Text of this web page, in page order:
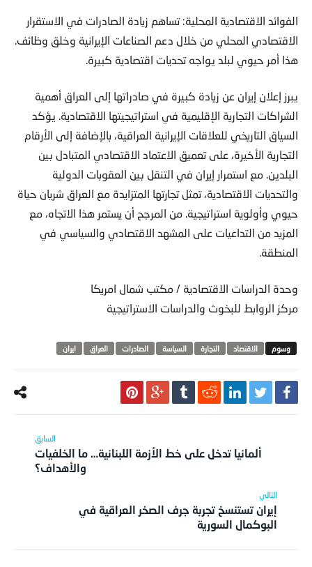
الفوائد الاقتصادية المحلية: تساهم زيادة الصادرات في الاستقرار
الاقتصادي المحلي من خلال دعم الصناعات الإيرانية وخلق وظائف.
هذا أمر حيوي لبلد يواجه تحديات اقتصادية كبيرة.
يبرز إعلان إيران عن زيادة كبيرة في صادراتها إلى العراق أهمية
الشراكات التجارية الإقليمية في استراتيجيتها الاقتصادية. يؤكد
السياق التاريخي للعلاقات الإيرانية العراقية، بالإضافة إلى الأرقام
التجارية الأخيرة، على تعميق الاعتماد الاقتصادي المتبادل بين
البلدين. مع استمرار إيران في التنقل بين العقوبات الدولية
والتحديات الاقتصادية، تمثل تجارتها المتزايدة مع العراق شريان حياة
حيوي وأولوية استراتيجية. من المرجح أن يستمر هذا الاتجاه، مع
المزيد من التداعيات على المشهد الاقتصادي والسياسي في
المنطقة.
وحدة الدراسات الاقتصادية / مكتب شمال امريكا
مركز الروابط للبخوث والدراسات الاستراتيجية
الاقتصاد التجارة السياسة الصادرات العراق ايران
ألمانيا تدخل على خط الأزمة اللبنانية… ما الخلفيات
والأهداف؟
إيران تستنسخ تجربة جرف الصخر العراقية في
البوكمال السورية